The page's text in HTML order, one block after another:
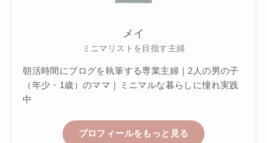
メイ
ミニマリストを目指す主婦
朝活時間にブログを執筆する専業主婦｜2人の男の子
（年少・1歳）のママ｜ミニマルな暮らしに憧れ実践
中
プロフィールをもっと見る